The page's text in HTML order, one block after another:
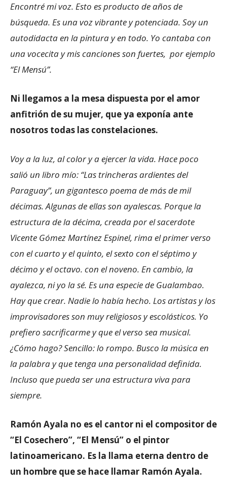
Encontré mi voz. Esto es producto de años de
búsqueda. Es una voz vibrante y potenciada. Soy un
autodidacta en la pintura y en todo. Yo cantaba con
una vocecita y mis canciones son fuertes, por ejemplo
“El Mensú”.
Ni llegamos a la mesa dispuesta por el amor
anfitrión de su mujer, que ya exponía ante
nosotros todas las constelaciones.
Voy a la luz, al color y a ejercer la vida. Hace poco
salió un libro mío: “Las trincheras ardientes del
Paraguay”, un gigantesco poema de más de mil
décimas. Algunas de ellas son ayalescas. Porque la
estructura de la décima, creada por el sacerdote
Vicente Gómez Martínez Espinel, rima el primer verso
con el cuarto y el quinto, el sexto con el séptimo y
décimo y el octavo. con el noveno. En cambio, la
ayalezca, ni yo la sé. Es una especie de Gualambao.
Hay que crear. Nadie lo había hecho. Los artistas y los
improvisadores son muy religiosos y escolásticos. Yo
prefiero sacrificarme y que el verso sea musical.
¿Cómo hago? Sencillo: lo rompo. Busco la música en
la palabra y que tenga una personalidad definida.
Incluso que pueda ser una estructura viva para
siempre.
Ramón Ayala no es el cantor ni el compositor de
“El Cosechero”, “El Mensú” o el pintor
latinoamericano. Es la llama eterna dentro de
un hombre que se hace llamar Ramón Ayala.